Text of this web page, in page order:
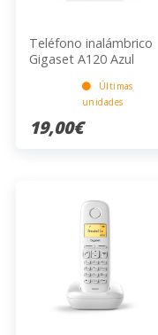
Teléfono inalámbrico
Gigaset A120 Azul
Últimas
unidades
19,00€